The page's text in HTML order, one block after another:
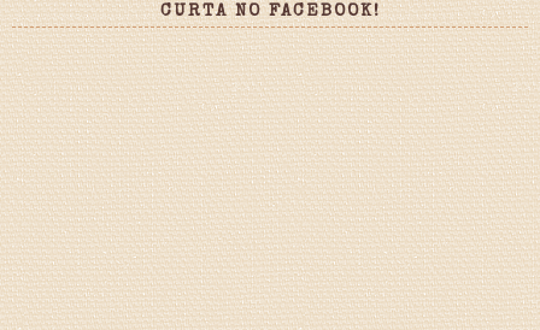
CURTA NO FACEBOOK!